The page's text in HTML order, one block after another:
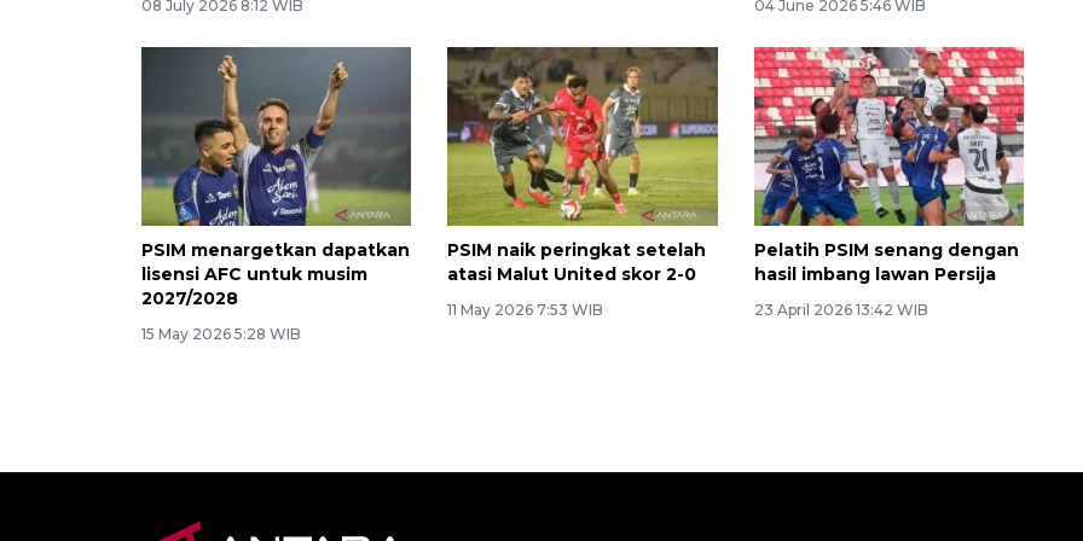
08 July 2026 8:12 WIB 04 June 2026 5:46 WIB
PSIM menargetkan dapatkan
lisensi AFC untuk musim
2027/2028
15 May 2026 5:28 WIB
PSIM naik peringkat setelah
atasi Malut United skor 2-0
11 May 2026 7:53 WIB
Pelatih PSIM senang dengan
hasil imbang lawan Persija
23 April 2026 13:42 WIB
Awas penipuan berbasis AI